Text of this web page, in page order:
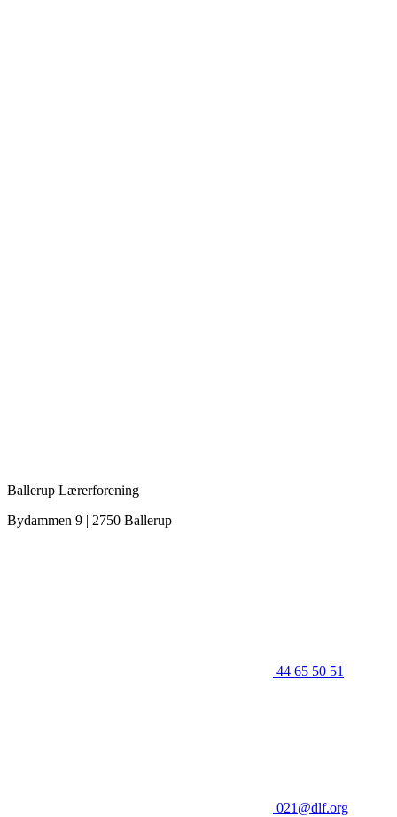
Ballerup Lærerforening
Bydammen 9 | 2750 Ballerup
44 65 50 51
021@dlf.org